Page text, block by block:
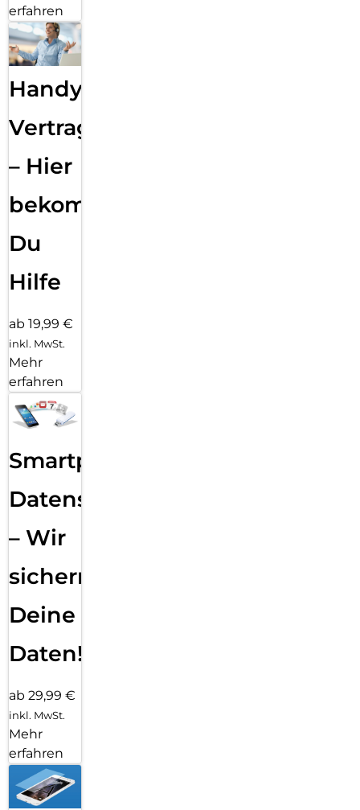
erfahren
Handy
Vertragsabwicklung
– Hier
bekommst
Du
Hilfe
ab 19,99 €
inkl. MwSt.
Mehr
erfahren
Smartphone
Datensicherung
– Wir
sichern
Deine
Daten!
ab 29,99 €
inkl. MwSt.
Mehr
erfahren